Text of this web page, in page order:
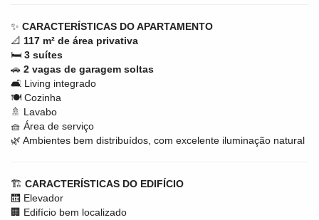
✨ CARACTERÍSTICAS DO APARTAMENTO
📐 117 m² de área privativa
🛏 3 suítes
🚗 2 vagas de garagem soltas
🛋 Living integrado
🍽 Cozinha
🚿 Lavabo
🧺 Área de serviço
🌿 Ambientes bem distribuídos, com excelente iluminação natural
🏗 CARACTERÍSTICAS DO EDIFÍCIO
🛗 Elevador
🏢 Edifício bem localizado